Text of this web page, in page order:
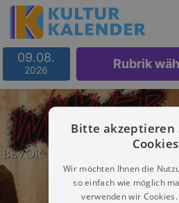
09.08.
2026 Rubrik
Bitte akzeptieren
Cookies
Wir möchten Ihnen die
so einfach wie möglich
verwenden wir Cookies.